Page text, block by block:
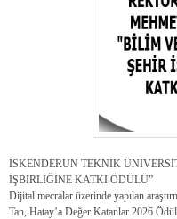
İSKENDERUN TEKNİK
İŞBİRLİĞİNE KATKI ÖDÜLÜ”
Dijital mecralar üzerinde yapılan
Tan, Hatay’a Değer Katanlar 2026